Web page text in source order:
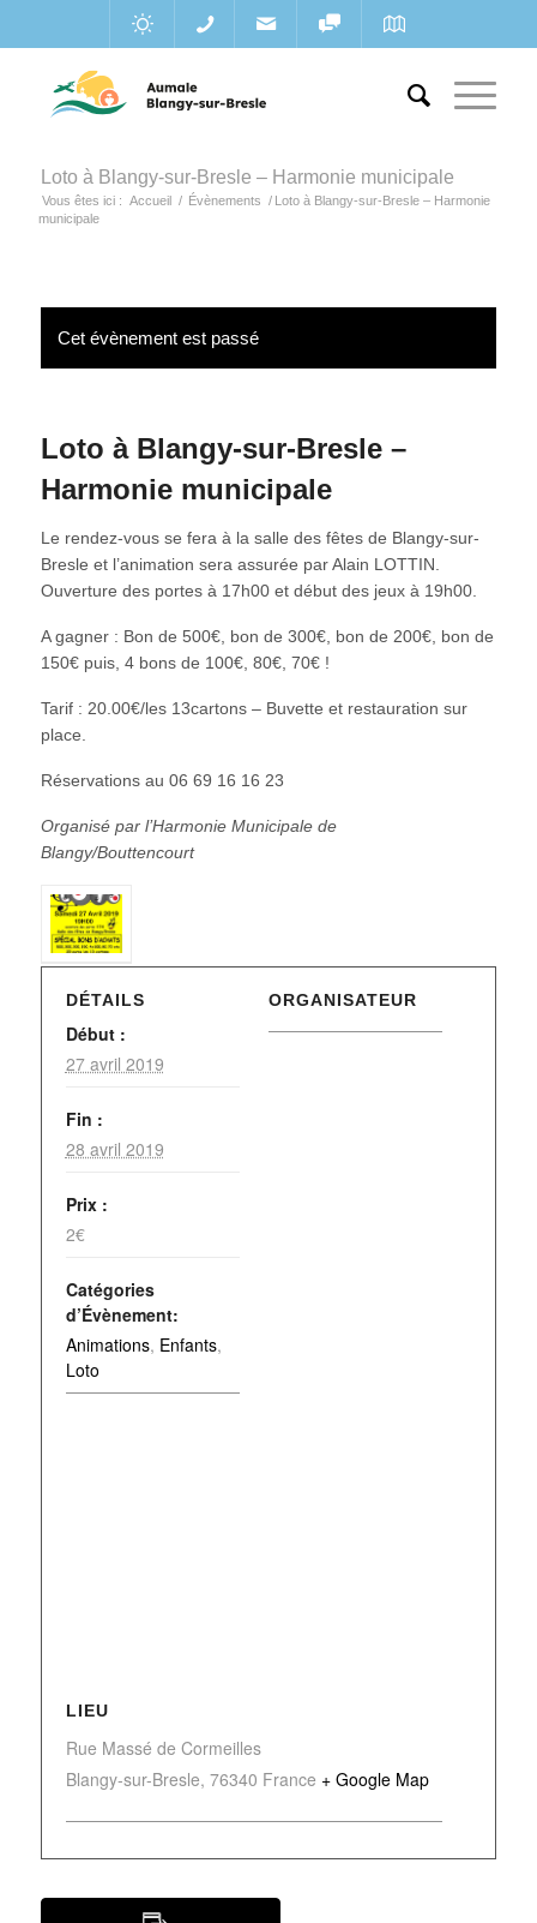
Loto à Blangy-sur-Bresle – Harmonie municipale
Vous êtes ici : Accueil / Évènements / Loto à Blangy-sur-Bresle – Harmonie
municipale
Cet évènement est passé
Loto à Blangy-sur-Bresle –
Harmonie municipale
Le rendez-vous se fera à la salle des fêtes de Blangy-sur-
Bresle et l’animation sera assurée par Alain LOTTIN.
Ouverture des portes à 17h00 et début des jeux à 19h00.
A gagner : Bon de 500€, bon de 300€, bon de 200€, bon de
150€ puis, 4 bons de 100€, 80€, 70€ !
Tarif : 20.00€/les 13cartons – Buvette et restauration sur
place.
Réservations au 06 69 16 16 23
Organisé par l’Harmonie Municipale de
Blangy/Bouttencourt
DÉTAILS
Début :
27 avril 2019
Fin :
28 avril 2019
Prix :
2€
Catégories
d’Évènement:
Animations, Enfants,
Loto
ORGANISATEUR
LIEU
Rue Massé de Cormeilles
Blangy-sur-Bresle, 76340 France + Google Map